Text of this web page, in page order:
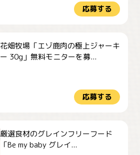
応募する
花畑牧場「エゾ鹿肉の極上ジャーキ
ー 30g」無料モニターを募...
応募する
厳選食材のグレインフリーフード
「Be my baby グレイ...